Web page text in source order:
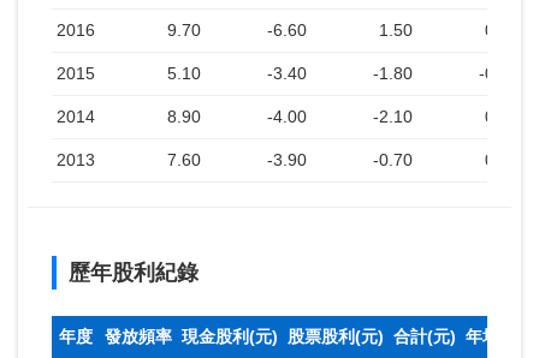
2016 9.70 -6.60 1.50 0.80
2015 5.10 -3.40 -1.80 -0.10
2014 8.90 -4.00 -2.10 0.20
2013 7.60 -3.90 -0.70 0.60
歷年股利紀錄
年度 發放頻率 現金股利(元) 股票股利(元) 合計(元) 年均收盤